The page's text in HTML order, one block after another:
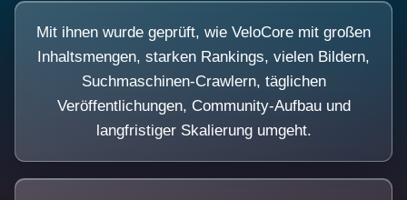
Mit ihnen wurde geprüft, wie VeloCore mit großen
Inhaltsmengen, starken Rankings, vielen Bildern,
Suchmaschinen-Crawlern, täglichen
Veröffentlichungen, Community-Aufbau und
langfristiger Skalierung umgeht.